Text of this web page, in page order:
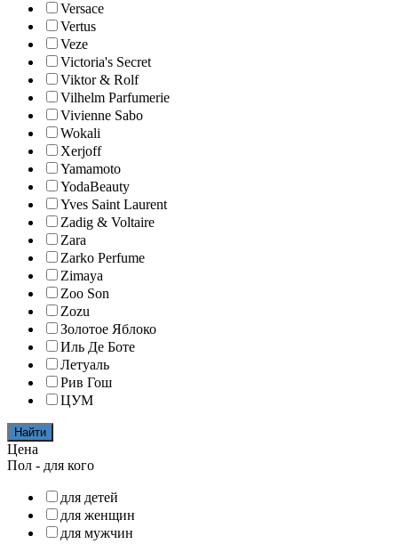
Versace
Vertus
Veze
Victoria's Secret
Viktor & Rolf
Vilhelm Parfumerie
Vivienne Sabo
Wokali
Xerjoff
Yamamoto
YodaBeauty
Yves Saint Laurent
Zadig & Voltaire
Zara
Zarko Perfume
Zimaya
Zoo Son
Zozu
Золотое Яблоко
Иль Де Боте
Летуаль
Рив Гош
ЦУМ
Найти
Цена
Пол - для кого
для детей
для женщин
для мужчин